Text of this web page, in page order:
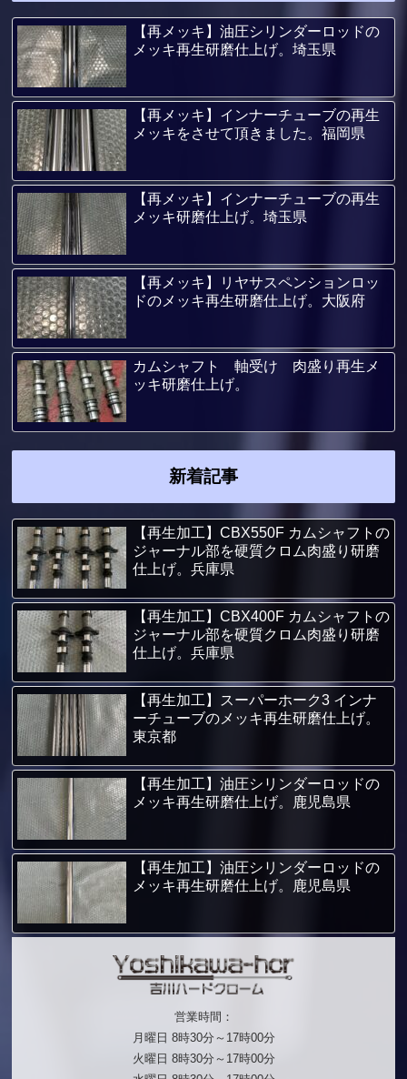
【再メッキ】油圧シリンダーロッドの
メッキ再生研磨仕上げ。埼玉県
【再メッキ】インナーチューブの再生
メッキをさせて頂きました。福岡県
【再メッキ】インナーチューブの再生
メッキ研磨仕上げ。埼玉県
【再メッキ】リヤサスペンションロッ
ドのメッキ再生研磨仕上げ。大阪府
カムシャフト 軸受け 肉盛り再生メ
ッキ研磨仕上げ。
新着記事
【再生加工】CBX550F カムシャフトの
ジャーナル部を硬質クロム肉盛り研磨
仕上げ。兵庫県
【再生加工】CBX400F カムシャフトの
ジャーナル部を硬質クロム肉盛り研磨
仕上げ。兵庫県
【再生加工】スーパーホーク3 インナ
ーチューブのメッキ再生研磨仕上げ。
東京都
【再生加工】油圧シリンダーロッドの
メッキ再生研磨仕上げ。鹿児島県
【再生加工】油圧シリンダーロッドの
メッキ再生研磨仕上げ。鹿児島県
営業時間：
月曜日 8時30分～17時00分
火曜日 8時30分～17時00分